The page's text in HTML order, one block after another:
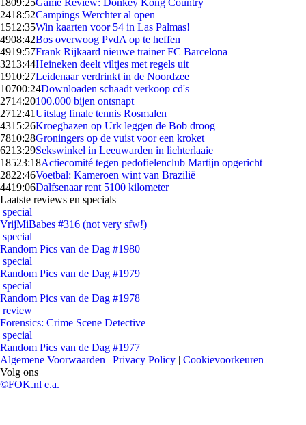
1809:25Game Review: Donkey Kong Country
2418:52Campings Werchter al open
1512:35Win kaarten voor 54 in Las Palmas!
4908:42Bos overwoog PvdA op te heffen
4919:57Frank Rijkaard nieuwe trainer FC Barcelona
3213:44Heineken deelt viltjes met regels uit
1910:27Leidenaar verdrinkt in de Noordzee
10700:24Downloaden schaadt verkoop cd's
2714:20100.000 bijen ontsnapt
2712:41Uitslag finale tennis Rosmalen
4315:26Kroegbazen op Urk leggen de Bob droog
7810:28Groningers op de vuist voor een kroket
6213:29Sekswinkel in Leeuwarden in lichterlaaie
18523:18Actiecomité tegen pedofielenclub Martijn opgericht
2822:46Voetbal: Kameroen wint van Brazilië
4419:06Dalfsenaar rent 5100 kilometer
Laatste reviews en specials
special
VrijMiBabes #316 (not very sfw!)
special
Random Pics van de Dag #1980
special
Random Pics van de Dag #1979
special
Random Pics van de Dag #1978
review
Forensics: Crime Scene Detective
special
Random Pics van de Dag #1977
Algemene Voorwaarden | Privacy Policy | Cookievoorkeuren
Volg ons
©FOK.nl e.a.